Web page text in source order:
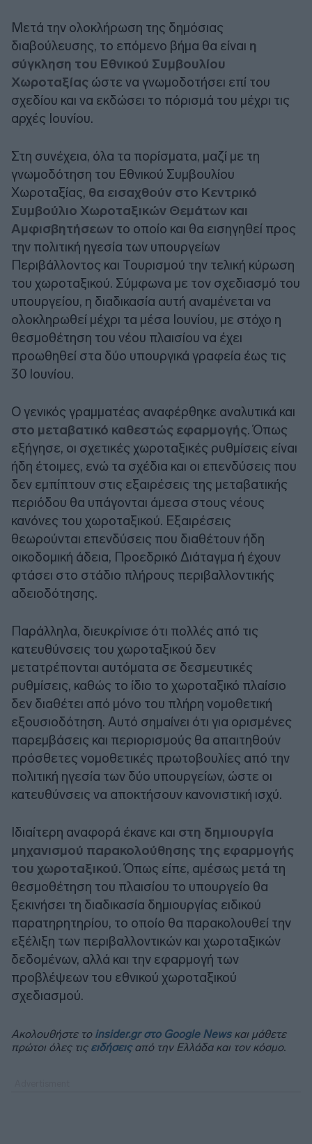
Μετά την ολοκλήρωση της δημόσιας
διαβούλευσης, το επόμενο βήμα θα είναι η
σύγκληση του Εθνικού Συμβουλίου
Χωροταξίας ώστε να γνωμοδοτήσει επί του
σχεδίου και να εκδώσει το πόρισμά του μέχρι τις
αρχές Ιουνίου.
Στη συνέχεια, όλα τα πορίσματα, μαζί με τη
γνωμοδότηση του Εθνικού Συμβουλίου
Χωροταξίας, θα εισαχθούν στο Κεντρικό
Συμβούλιο Χωροταξικών Θεμάτων και
Αμφισβητήσεων το οποίο και θα εισηγηθεί προς
την πολιτική ηγεσία των υπουργείων
Περιβάλλοντος και Τουρισμού την τελική κύρωση
του χωροταξικού. Σύμφωνα με τον σχεδιασμό του
υπουργείου, η διαδικασία αυτή αναμένεται να
ολοκληρωθεί μέχρι τα μέσα Ιουνίου, με στόχο η
θεσμοθέτηση του νέου πλαισίου να έχει
προωθηθεί στα δύο υπουργικά γραφεία έως τις
30 Ιουνίου.
Ο γενικός γραμματέας αναφέρθηκε αναλυτικά και
στο μεταβατικό καθεστώς εφαρμογής. Όπως
εξήγησε, οι σχετικές χωροταξικές ρυθμίσεις είναι
ήδη έτοιμες, ενώ τα σχέδια και οι επενδύσεις που
δεν εμπίπτουν στις εξαιρέσεις της μεταβατικής
περιόδου θα υπάγονται άμεσα στους νέους
κανόνες του χωροταξικού. Εξαιρέσεις
θεωρούνται επενδύσεις που διαθέτουν ήδη
οικοδομική άδεια, Προεδρικό Διάταγμα ή έχουν
φτάσει στο στάδιο πλήρους περιβαλλοντικής
αδειοδότησης.
Παράλληλα, διευκρίνισε ότι πολλές από τις
κατευθύνσεις του χωροταξικού δεν
μετατρέπονται αυτόματα σε δεσμευτικές
ρυθμίσεις, καθώς το ίδιο το χωροταξικό πλαίσιο
δεν διαθέτει από μόνο του πλήρη νομοθετική
εξουσιοδότηση. Αυτό σημαίνει ότι για ορισμένες
παρεμβάσεις και περιορισμούς θα απαιτηθούν
πρόσθετες νομοθετικές πρωτοβουλίες από την
πολιτική ηγεσία των δύο υπουργείων, ώστε οι
κατευθύνσεις να αποκτήσουν κανονιστική ισχύ.
Ιδιαίτερη αναφορά έκανε και στη δημιουργία
μηχανισμού παρακολούθησης της εφαρμογής
του χωροταξικού. Όπως είπε, αμέσως μετά τη
θεσμοθέτηση του πλαισίου το υπουργείο θα
ξεκινήσει τη διαδικασία δημιουργίας ειδικού
παρατηρητηρίου, το οποίο θα παρακολουθεί την
εξέλιξη των περιβαλλοντικών και χωροταξικών
δεδομένων, αλλά και την εφαρμογή των
προβλέψεων του εθνικού χωροταξικού
σχεδιασμού.
Ακολουθήστε το insider.gr στο Google Newsκαι μάθετε
πρώτοι όλες τις ειδήσειςαπό την Ελλάδα και τον κόσμο.